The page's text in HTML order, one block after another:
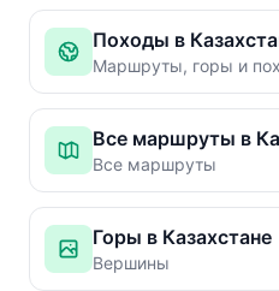
Походы в
Маршруты, горы и
Все маршруты в
Все маршруты
Горы в Казахстане
Вершины